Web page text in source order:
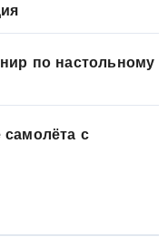
по настольному
с